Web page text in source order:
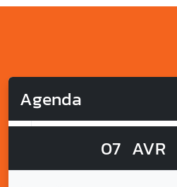
Agenda
07 AVR